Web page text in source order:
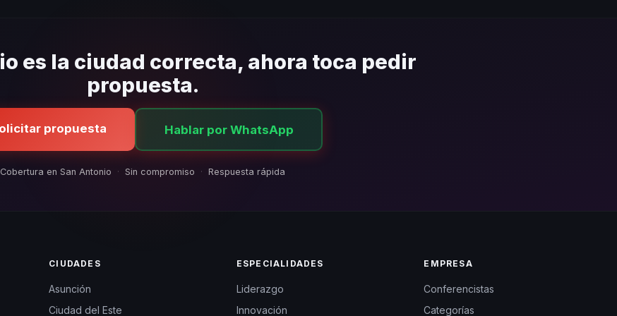
es la ciudad correcta, ahora toca pedir
propuesta.
propuesta Hablar por WhatsApp
Cobertura en San Antonio · Sin compromiso · Respuesta rápida
CIUDADES
Asunción
Ciudad del Este
ESPECIALIDADES
Liderazgo
Innovación
EMPRESA
Conferencistas
Categorías